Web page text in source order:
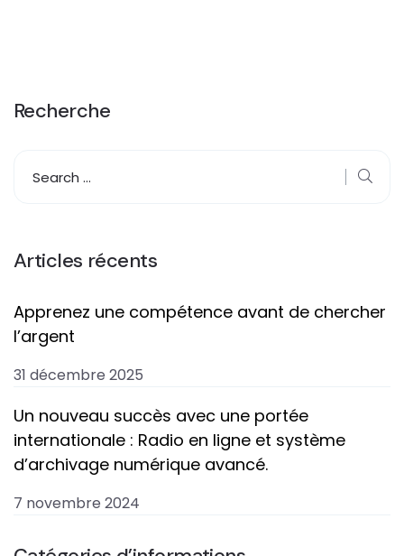
Recherche
Articles récents
Apprenez une compétence avant de chercher
l’argent
31 décembre 2025
Un nouveau succès avec une portée
internationale : Radio en ligne et système
d’archivage numérique avancé.
7 novembre 2024